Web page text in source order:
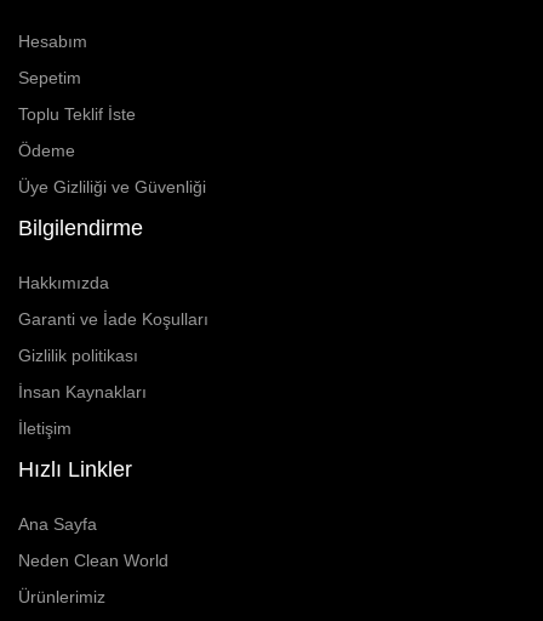
Hesabım
Sepetim
Toplu Teklif İste
Ödeme
Üye Gizliliği ve Güvenliği
Bilgilendirme
Hakkımızda
Garanti ve İade Koşulları
Gizlilik politikası
İnsan Kaynakları
İletişim
Hızlı Linkler
Ana Sayfa
Neden Clean World
Ürünlerimiz